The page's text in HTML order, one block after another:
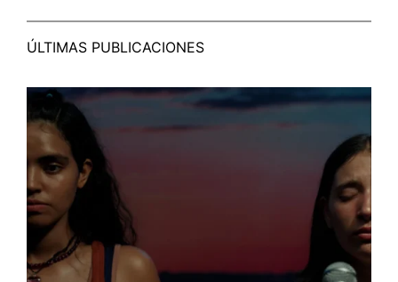
ÚLTIMAS PUBLICACIONES